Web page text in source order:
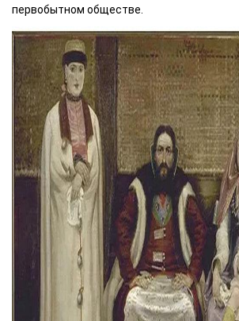
первобытном обществе.